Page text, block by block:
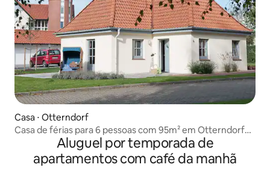
Casa ⋅ Otterndorf
Casa de férias para 6 pessoas com 95m² em Otterndorf
Aluguel por temporada de
apartamentos com café da manhã